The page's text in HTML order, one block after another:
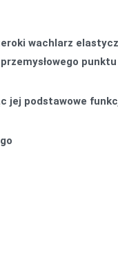
wachlarz
jej podstawowe